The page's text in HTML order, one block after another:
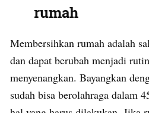
rumah
Membersihkan rumah adalah
dan dapat berubah menjadi
menyenangkan. Bayangkan
sudah bisa berolahraga dalam